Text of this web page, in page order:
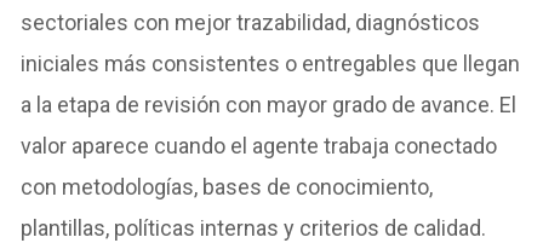
sectoriales con mejor trazabilidad, diagnósticos
iniciales más consistentes o entregables que llegan
a la etapa de revisión con mayor grado de avance. El
valor aparece cuando el agente trabaja conectado
con metodologías, bases de conocimiento,
plantillas, políticas internas y criterios de calidad.